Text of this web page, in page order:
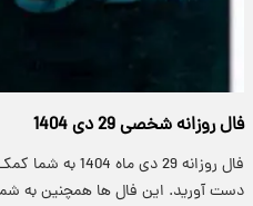
فال روزانه شخصی 29 دی 1404
فال روزانه 29 دی
دست آورید. این فال ها همچنین به